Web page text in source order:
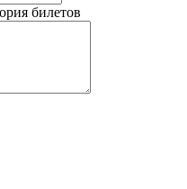
билетов